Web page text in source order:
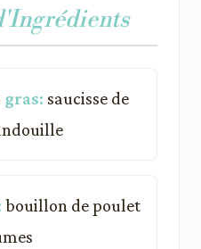
gras: saucisse de
bouillon de poulet